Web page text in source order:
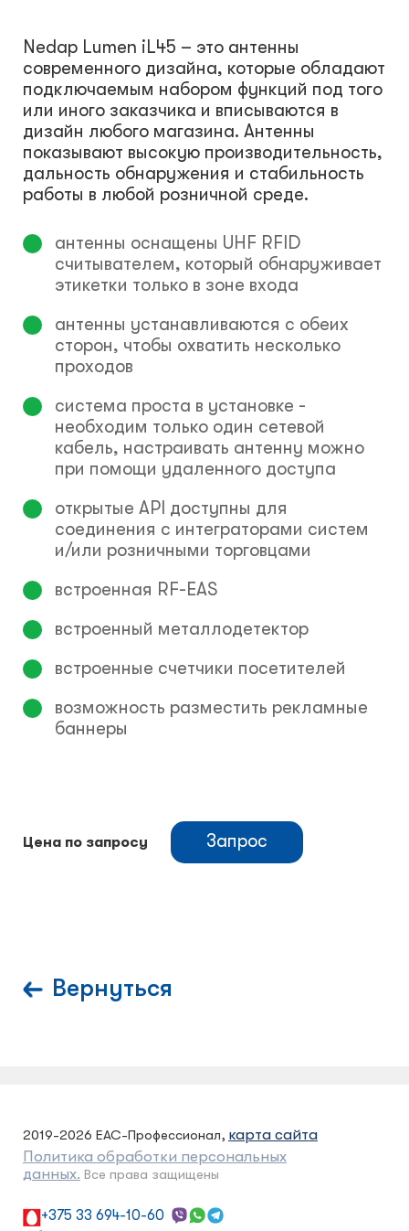
Nedap Lumen iL45 – это антенны
современного дизайна, которые обладают
подключаемым набором функций под того
или иного заказчика и вписываются в
дизайн любого магазина. Антенны
показывают высокую производительность,
дальность обнаружения и стабильность
работы в любой розничной среде.
антенны оснащены UHF RFID
считывателем, который обнаруживает
этикетки только в зоне входа
антенны устанавливаются с обеих
сторон, чтобы охватить несколько
проходов
система проста в установке -
необходим только один сетевой
кабель, настраивать антенну можно
при помощи удаленного доступа
открытые API доступны для
соединения с интеграторами систем
и/или розничными торговцами
встроенная RF-EAS
встроенный металлодетектор
встроенные счетчики посетителей
возможность разместить рекламные
баннеры
Цена по запросу Запрос
Вернуться
2019-2026 ЕАС-Профессионал, карта сайта
Политика обработки персональных
данных. Все права защищены
+375 33 694-10-60